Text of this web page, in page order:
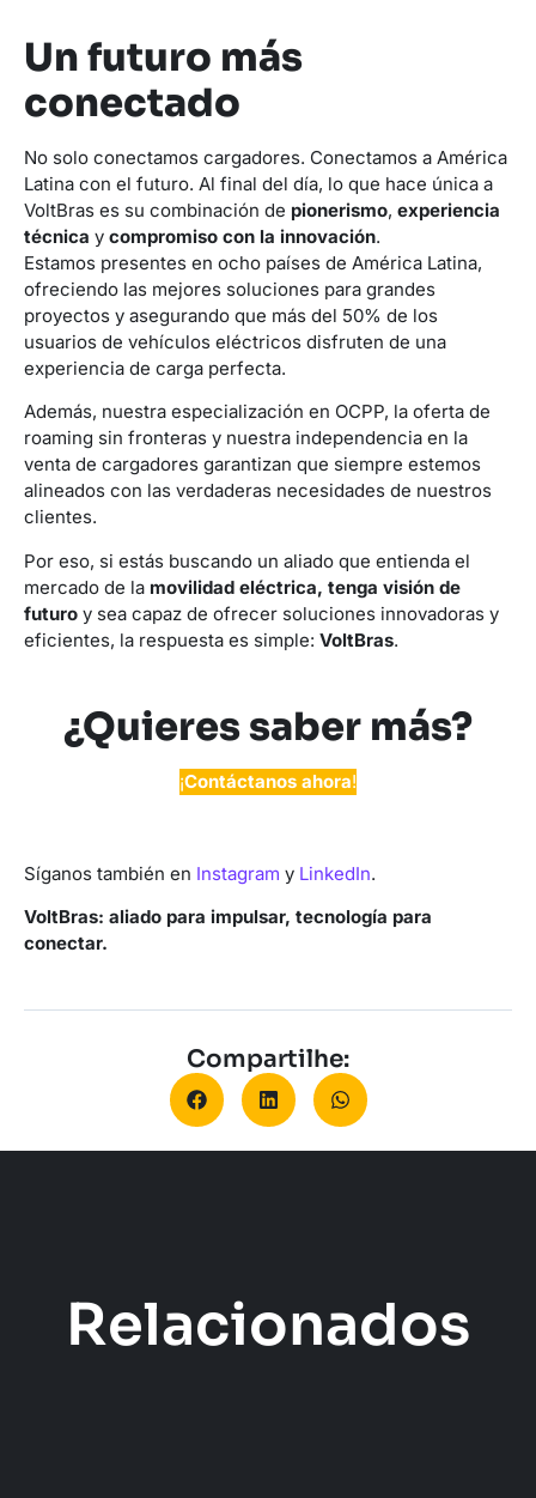
Un futuro más
conectado
No solo conectamos cargadores. Conectamos a América
Latina con el futuro. Al final del día, lo que hace única a
VoltBras es su combinación de pionerismo, experiencia
técnica y compromiso con la innovación.
Estamos presentes en ocho países de América Latina,
ofreciendo las mejores soluciones para grandes
proyectos y asegurando que más del 50% de los
usuarios de vehículos eléctricos disfruten de una
experiencia de carga perfecta.
Además, nuestra especialización en OCPP, la oferta de
roaming sin fronteras y nuestra independencia en la
venta de cargadores garantizan que siempre estemos
alineados con las verdaderas necesidades de nuestros
clientes.
Por eso, si estás buscando un aliado que entienda el
mercado de la movilidad eléctrica, tenga visión de
futuro y sea capaz de ofrecer soluciones innovadoras y
eficientes, la respuesta es simple: VoltBras.
¿Quieres saber más?
¡Contáctanos ahora!
Síganos también en Instagram y LinkedIn.
VoltBras: aliado para impulsar, tecnología para
conectar.
Compartilhe:
Relacionados